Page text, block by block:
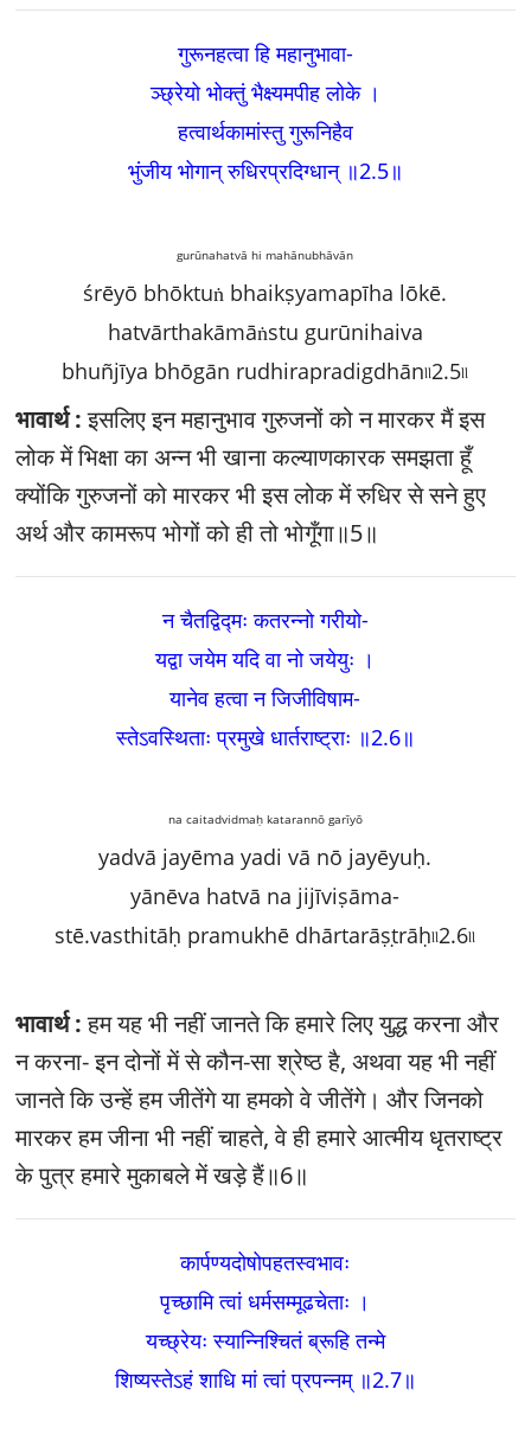
गुरूनहत्वा हि महानुभावा-
ञ्छ्रेयो भोक्तुं भैक्ष्यमपीह लोके ।
हत्वार्थकामांस्तु गुरूनिहैव
भुंजीय भोगान्‌ रुधिरप्रदिग्धान्‌ ॥2.5॥
gurūnahatvā hi mahānubhāvān
śrēyō bhōktuṅ bhaikṣyamapīha lōkē.
hatvārthakāmāṅstu gurūnihaiva
bhuñjīya bhōgān rudhirapradigdhān৷৷2.5৷৷
भावार्थ :इसलिए इन महानुभाव गुरुजनों को न मारकर मैं इस
लोक में भिक्षा का अन्न भी खाना कल्याणकारक समझता हूँ
क्योंकि गुरुजनों को मारकर भी इस लोक में रुधिर से सने हुए
अर्थ और कामरूप भोगों को ही तो भोगूँगा॥5॥
न चैतद्विद्मः कतरन्नो गरीयो-
यद्वा जयेम यदि वा नो जयेयुः ।
यानेव हत्वा न जिजीविषाम-
स्तेऽवस्थिताः प्रमुखे धार्तराष्ट्राः ॥2.6॥
na caitadvidmaḥ katarannō garīyō
yadvā jayēma yadi vā nō jayēyuḥ.
yānēva hatvā na jijīviṣāma-
stē.vasthitāḥ pramukhē dhārtarāṣṭrāḥ৷৷2.6৷৷
भावार्थ :हम यह भी नहीं जानते कि हमारे लिए युद्ध करना और
न करना- इन दोनों में से कौन-सा श्रेष्ठ है, अथवा यह भी नहीं
जानते कि उन्हें हम जीतेंगे या हमको वे जीतेंगे। और जिनको
मारकर हम जीना भी नहीं चाहते, वे ही हमारे आत्मीय धृतराष्ट्र
के पुत्र हमारे मुकाबले में खड़े हैं॥6॥
कार्पण्यदोषोपहतस्वभावः
पृच्छामि त्वां धर्मसम्मूढचेताः ।
यच्छ्रेयः स्यान्निश्चितं ब्रूहि तन्मे
शिष्यस्तेऽहं शाधि मां त्वां प्रपन्नम्‌ ॥2.7॥